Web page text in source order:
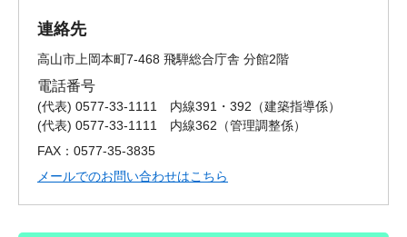
連絡先
高山市上岡本町7-468 飛騨総合庁舎 分館2階
電話番号
(代表) 0577-33-1111 内線391・392
建築指導係
(代表) 0577-33-1111 内線362
管理調整係
FAX：0577-35-3835
メールでのお問い合わせはこちら